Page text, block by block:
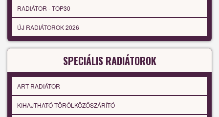
RADIÁTOR - TOP30
ÚJ RADIÁTOROK 2026
SPECIÁLIS RADIÁTOROK
ART RADIÁTOR
KIHAJTHATÓ TÖRÖLKÖZŐSZÁRÍTÓ